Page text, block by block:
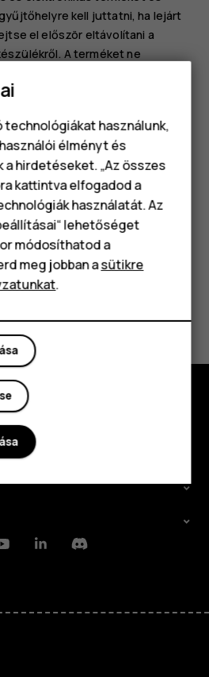
telefonok
kell juttatni, ha lejárt
el először eltávolítani a
A terméket ne
Ha többet szeretne megtudni a
vagy olvassa el a HMD
annak elérhetőségét az Ön
support/topics/recycle.
LinkedinDiscord
használunk,
élményt és
hirdetéseket. „Az összes
kattintva elfogadod a
használatát. Az
lehetőséget
módosíthatod a
meg jobban asütikre
.